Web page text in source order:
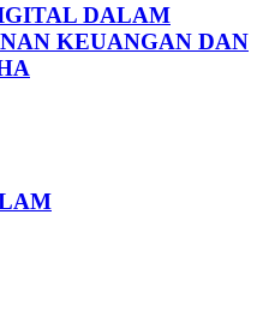
DALAM
KEUANGAN DAN